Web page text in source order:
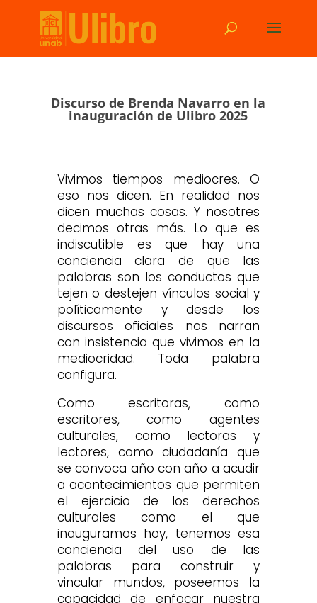
Discurso de Brenda Navarro en la
inauguración de Ulibro 2025
Vivimos tiempos mediocres. O
eso nos dicen. En realidad nos
dicen muchas cosas. Y nosotres
decimos otras más. Lo que es
indiscutible es que hay una
conciencia clara de que las
palabras son los conductos que
tejen o destejen vínculos social y
políticamente y desde los
discursos oficiales nos narran
con insistencia que vivimos en la
mediocridad. Toda palabra
configura.
Como escritoras, como
escritores, como agentes
culturales, como lectoras y
lectores, como ciudadanía que
se convoca año con año a acudir
a acontecimientos que permiten
el ejercicio de los derechos
culturales como el que
inauguramos hoy, tenemos esa
conciencia del uso de las
palabras para construir y
vincular mundos, poseemos la
capacidad de enfocar nuestra